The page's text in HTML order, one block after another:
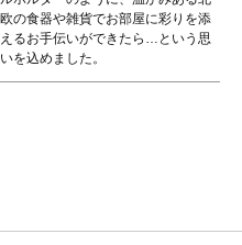
欧の食器や雑貨でお部屋に彩りを添
えるお手伝いができたら…という思
いを込めました。